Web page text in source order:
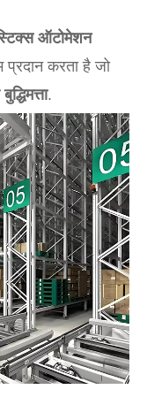
ऑटोमेशन
करता है जो
.